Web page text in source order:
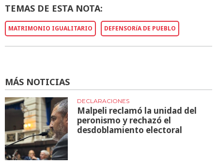
TEMAS DE ESTA NOTA:
MATRIMONIO IGUALITARIO DEFENSORíA DE PUEBLO
MÁS NOTICIAS
DECLARACIONES
Malpeli reclamó la unidad del
peronismo y rechazó el
desdoblamiento electoral